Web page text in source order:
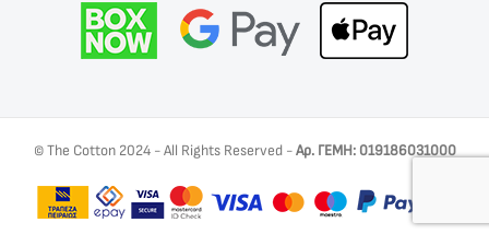
© The Cotton 2024 - All Rights Reserved -Αρ. ΓΕΜΗ: 019186031000